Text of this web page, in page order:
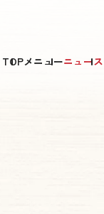
TOPメニューニュース